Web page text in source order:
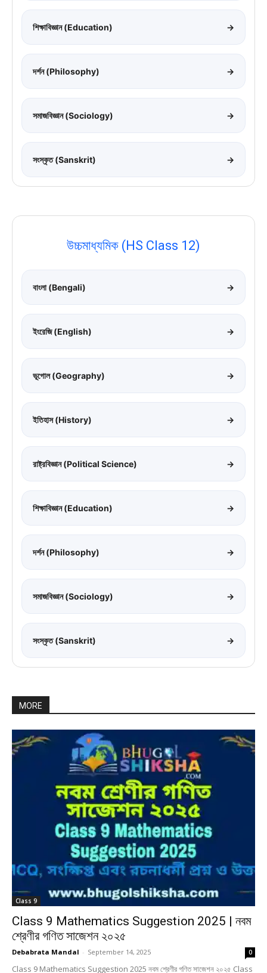
শিক্ষাবিজ্ঞান (Education) →
দর্শন (Philosophy) →
সমাজবিজ্ঞান (Sociology) →
সংস্কৃত (Sanskrit) →
উচ্চমাধ্যমিক (HS Class 12)
বাংলা (Bengali) →
ইংরেজি (English) →
ভূগোল (Geography) →
ইতিহাস (History) →
রাষ্ট্রবিজ্ঞান (Political Science) →
শিক্ষাবিজ্ঞান (Education) →
দর্শন (Philosophy) →
সমাজবিজ্ঞান (Sociology) →
সংস্কৃত (Sanskrit) →
MORE
Class 9
Class 9 Mathematics Suggestion 2025 | নবম
শ্রেণীর গণিত সাজেশন ২০২৫
Debabrata Mandal - September 14, 2025 0
Class 9 Mathematics Suggestion 2025 নবম শ্রেণীর গণিত সাজেশন ২০২৫ Class